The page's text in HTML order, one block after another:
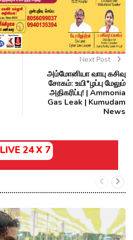
Next Post
அம்மோனியா வாயு கசிவு
சோகம்: உயி*ழப்பு மேலும்
அதிகரிப்பு! | Ammonia
Gas Leak | Kumudam
News
LIVE 24 X 7